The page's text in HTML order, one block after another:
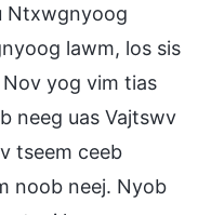
Ntxwgnyoog
lawm, los sis
yog vim tias
neeg uas Vajtswv
tseem ceeb
noob neej. Nyob